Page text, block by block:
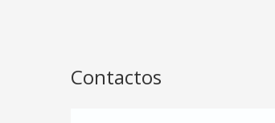
Contactos